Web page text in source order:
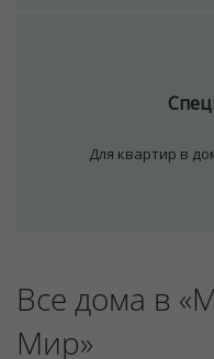
Для квартир в
Все дома в
Мир»